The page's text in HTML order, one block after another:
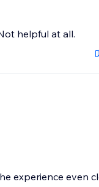
helpful at all.
experience even